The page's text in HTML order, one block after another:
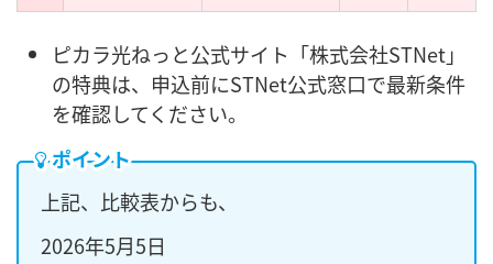
ピカラ光ねっと公式サイト「株式会社STNet」
の特典は、申込前にSTNet公式窓口で最新条件
を確認してください。
ポイント
上記、比較表からも、
2026年5月5日